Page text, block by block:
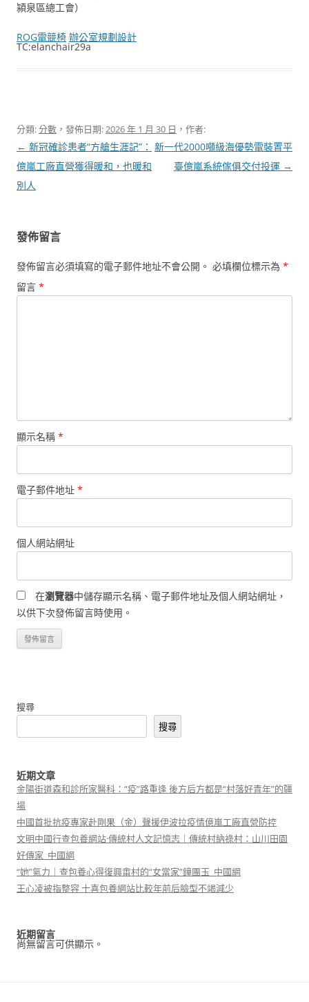
潁泉區總工會）
ROG電競椅 辦公室規劃設計
TC:elanchair29a
分類:分數 ，發佈日期:2026 年 1 月 30 日 ，作者:
文
章
導
← 新冠確診患者“方艙生涯記”：
億嵐工廠直營獲得暖和，也暖和
別人
新一代2000噸級海優勢電裝置平
臺億嵐系統傢俱交付投運 →
發佈留言
發佈留言必須填寫的電子郵件地址不會公開。 必填欄位標示為 *
留言 *
顯示名稱 *
電子郵件地址 *
個人網站網址
在瀏覽器中儲存顯示名稱、電子郵件地址及個人網站網址，
以供下次發佈留言時使用。
搜尋
搜尋
近期文章
金陽街道森和診所家醫科：“疫”路重逢 後方后方都是“村落好青年”的疆
場
中國首批抗疫專家赴剛果（金）聲援伊波拉疫情億嵐工廠直營防控
文明中國行查包養網站·傳統村人文記憶志｜傳統村納祿村：山川田園
好傳家_中國網
“她”氣力｜查包養心得復興畬村的“女當家”鐘團玉_中國網
王心凌被指整容 十喜包養網站比較年前后臉型不竭減少
近期留言
尚無留言可供顯示。